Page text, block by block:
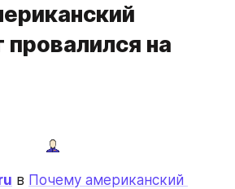
провалился на
в Почему американский